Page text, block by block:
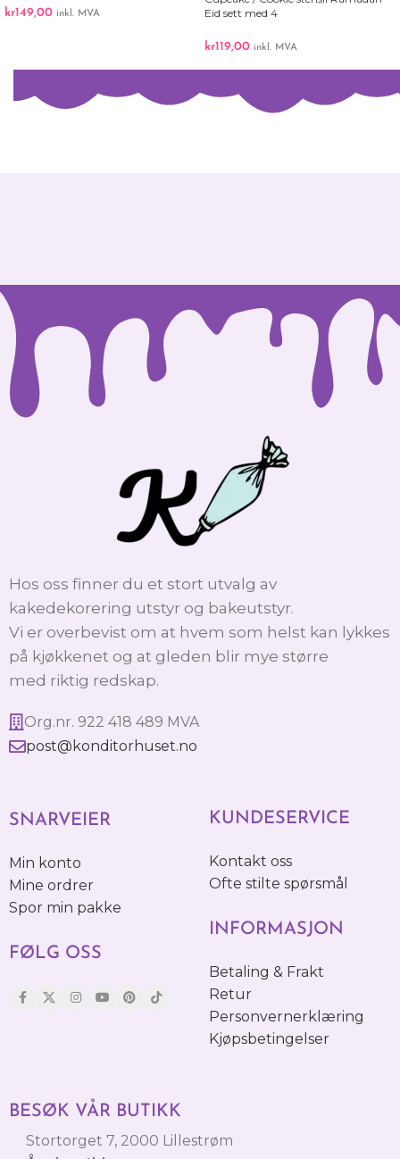
kr149,00 inkl. MVA
Eid sett med 4
kr119,00 inkl. MVA
Hos oss finner du et stort utvalg av
kakedekorering utstyr og bakeutstyr.
Vi er overbevist om at hvem som helst kan lykkes
på kjøkkenet og at gleden blir mye større
med riktig redskap.
Org.nr. 922 418 489 MVA
post@konditorhuset.no
SNARVEIER
Min konto
Mine ordrer
Spor min pakke
FØLG OSS
KUNDESERVICE
Kontakt oss
Ofte stilte spørsmål
INFORMASJON
Betaling & Frakt
Retur
Personvernerklæring
Kjøpsbetingelser
BESØK VÅR BUTIKK
Stortorget 7, 2000 Lillestrøm